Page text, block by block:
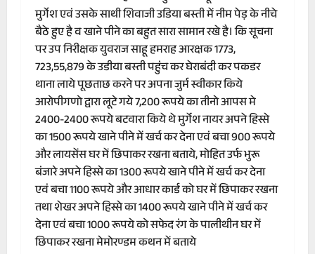
मुर्गेश एवं उसके साथी शिवाजी उडिया बस्ती में नीम पेड़ के नीचे
बैठे हुए है व खाने पीने का बहुत सारा सामान रखे है। कि सूचना
पर उप निरीक्षक युवराज साहू हमराह आरक्षक 1773,
723,55,879 के उडीया बस्ती पहुंच कर घेराबंदी कर पकडर
थाना लाये पूछताछ करने पर अपना जुर्म स्वीकार किये
आरोपीगणो द्वारा लूटे गये 7,200 रूपये का तीनो आपस मे
2400-2400 रूपये बटवारा किये थे मुर्गेश नायर अपने हिस्से
का 1500 रूपये खाने पीने में खर्च कर देना एवं बचा 900 रूपये
और लायसेंस घर में छिपाकर रखना बताये, मोहित उर्फ भुरू
बंजारे अपने हिस्से का 1300 रूपये खाने पीने में खर्च कर देना
एवं बचा 1100 रूपये और आधार कार्ड को घर में छिपाकर रखना
तथा शेखर अपने हिस्से का 1400 रूपये खाने पीने में खर्च कर
देना एवं बचा 1000 रूपये को सफेद रंग के पालीथीन घर में
छिपाकर रखना मेमोरण्डम कथन में बताये